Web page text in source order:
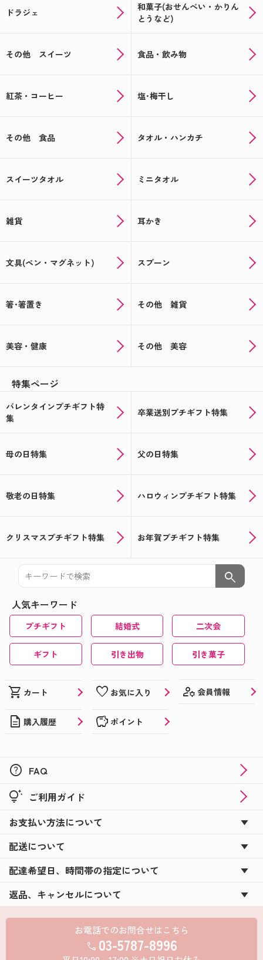
ドラジェ
和菓子(おせんべい・かりん
とうなど)
その他 スイーツ 食品・飲み物
紅茶・コーヒー 塩･梅干し
その他 食品 タオル・ハンカチ
スイーツタオル ミニタオル
雑貨 耳かき
文具(ペン・マグネット) スプーン
箸･箸置き その他 雑貨
美容・健康 その他 美容
特集ページ
バレンタインプチギフト特
集
卒業送別プチギフト特集
母の日特集 父の日特集
敬老の日特集 ハロウィンプチギフト特集
クリスマスプチギフト特集 お年賀プチギフト特集
search
人気キーワード
プチギフト 結婚式 二次会
ギフト 引き出物 引き菓子
shopping_cart カート favorite お気に入り manage_accounts 会員情報
description 購入履歴 savings ポイント
help FAQ
tips_and_updates ご利用ガイド
お支払い方法について
配送について
配達希望日、時間帯の指定について
返品、キャンセルについて
お電話でのお問合せはこちら
call 03-5787-8996